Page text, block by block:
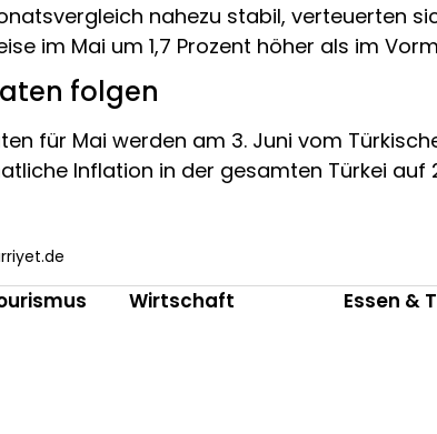
nahezu stabil, verteuerten
im Mai um 1,7 Prozent höher als im
folgen
für Mai werden am 3. Juni vom
Inflation in der gesamten Türkei auf
Wirtschaft Essen &